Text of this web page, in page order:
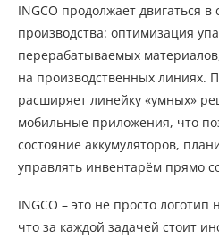
INGCO продолжает двигаться в
производства: оптимизация
перерабатываемых
на производственных линиях.
расширяет линейку «умных»
мобильные приложения, что
состояние аккумуляторов,
управлять инвентарём прямо
INGCO – это не просто
что за каждой задачей стоит